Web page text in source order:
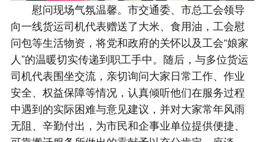
慰问现场气氛温馨。市交通委、市总工会领导
向一线货运司机代表赠送了大米、食用油，工会慰
问包等生活物资，将党和政府的关怀以及工会“娘家
人”的温暖切实传递到职工手中。随后，与多位货运
司机代表围坐交流，亲切询问大家日常工作、作业
安全、权益保障等情况，认真倾听他们在服务过程
中遇到的实际困难与意见建议，并对大家常年风雨
无阻、辛勤付出，为市民和企事业单位提供便捷、